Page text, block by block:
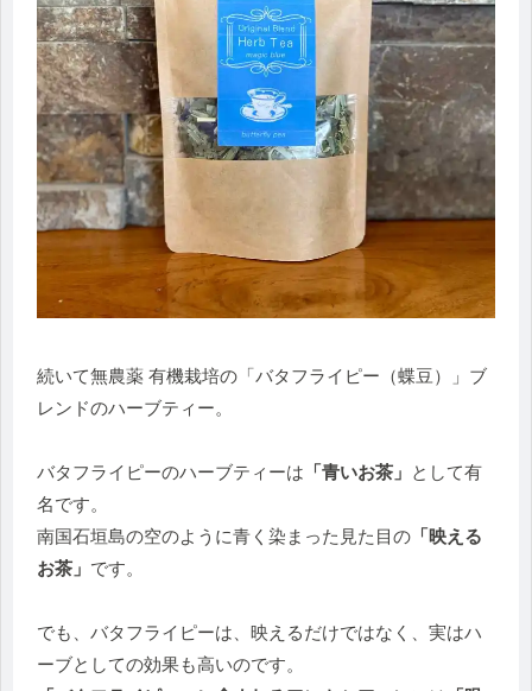
続いて無農薬 有機栽培の「バタフライピー（蝶豆）」ブ
レンドのハーブティー。
バタフライピーのハーブティーは 「青いお茶」 として有
名です。
南国石垣島の空のように青く染まった見た目の 「映える
お茶」 です。
でも、バタフライピーは、映えるだけではなく、実はハ
ーブとしての効果も高いのです。